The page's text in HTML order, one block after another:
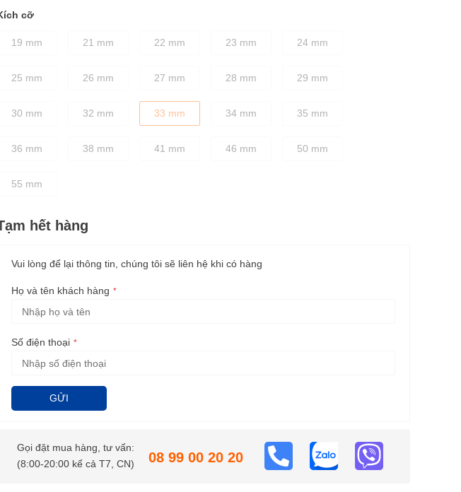
cỡ
19 mm 21 mm 22 mm 23 mm 24 mm
25 mm 26 mm 27 mm 28 mm 29 mm
30 mm 32 mm 33 mm 34 mm 35 mm
36 mm 38 mm 41 mm 46 mm 50 mm
55 mm
hết hàng
Vui lòng để lại thông tin, chúng tôi sẽ liên hệ khi có hàng
Họ và tên khách hàng
Số điện thoại
GỬI
Gọi đặt mua hàng, tư vấn:
(8:00-20:00 kể cả T7, CN)
08 99 00 20 20